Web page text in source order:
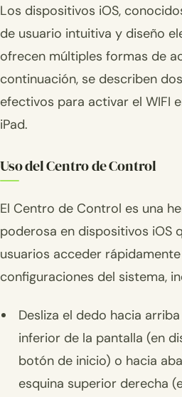
Los dispositivos iOS,
de usuario intuitiva y diseño
ofrecen múltiples formas de
continuación, se describen
efectivos para activar el WIFI
iPad.
Uso del Centro de Control
El Centro de Control es una
poderosa en dispositivos iOS
usuarios acceder
configuraciones del sistema,
Desliza el dedo hacia
inferior de la pantalla (en
botón de inicio) o hacia
esquina superior derecha